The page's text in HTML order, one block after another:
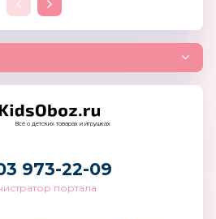
Всё о детских товарах и игрушках
973-22-09
портала